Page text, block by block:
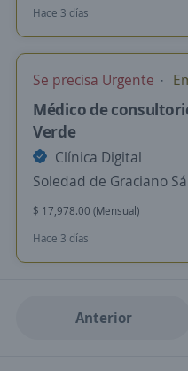
Hace 3 días
Se precisa Urgente
Médico de
Verde
Clínica Digital
Soledad de Graciano
$ 17,978.00 (Mensual)
Hace 3 días
Anterior